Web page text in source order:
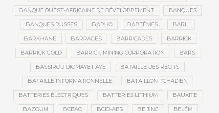
BANQUE OUEST-AFRICAINE DE DÉVELOPPEMENT BANQUES
BANQUES RUSSES BAPHO BAPTÊMES BARIL
BARKHANE BARRAGES BARRICADES BARRICK
BARRICK GOLD BARRICK MINING CORPORATION BARS
BASSIROU DIOMAYE FAYE BATAILLE DES RÉCITS
BATAILLE INFORMATIONNELLE BATAILLON TCHADIEN
BATTERIES ÉLECTRIQUES BATTERIES LITHIUM BAUXITE
BAZOUM BCEAO BCID-AES BEIJING BELÉM